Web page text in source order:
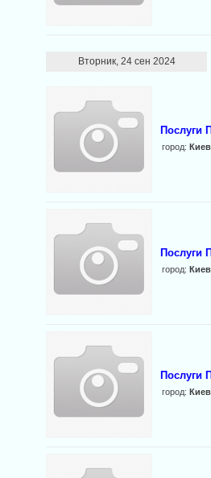
Вторник, 24 сен 2024
Послуги
город:Киев
Послуги
город:Киев
Послуги
город:Киев